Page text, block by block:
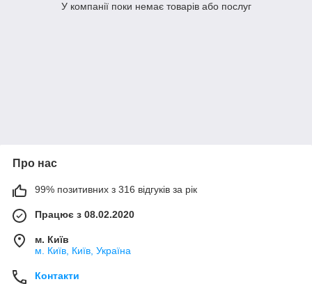
У компанії поки немає товарів або послуг
Про нас
99% позитивних з 316 відгуків за рік
Працює з 08.02.2020
м. Київ
м. Київ, Київ, Україна
Контакти